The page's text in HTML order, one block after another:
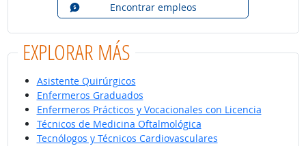
Encontrar empleos
EXPLORAR MÁS
Asistente Quirúrgicos
Enfermeros Graduados
Enfermeros Prácticos y Vocacionales con Licencia
Técnicos de Medicina Oftalmológica
Tecnólogos y Técnicos Cardiovasculares